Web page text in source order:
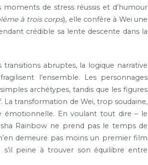
de stress réussis et d’humour
à trois corps), elle confère à Wei une
crédible sa lente descente dans la
transitions abruptes, la logique narrative
l’ensemble. Les personnages
archétypes, tandis que les figures
La transformation de Wei, trop soudaine,
émotionnelle. En voulant tout dire – le
Rainbow ne prend pas le temps de
demeure pas moins un premier film
peine à trouver son équilibre entre